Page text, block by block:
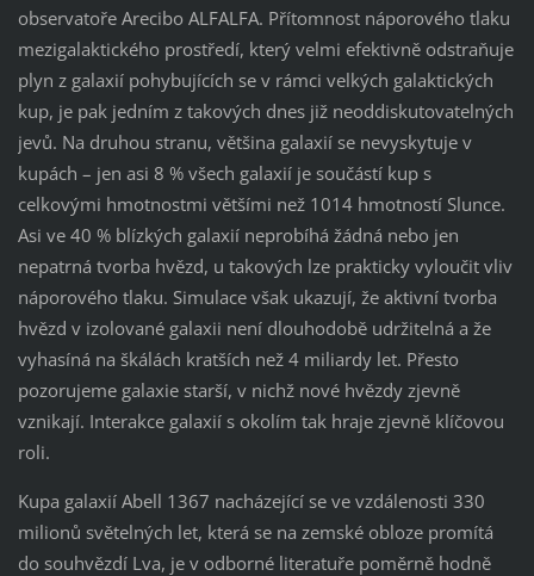
observatoře Arecibo ALFALFA. Přítomnost náporového tlaku
mezigalaktického prostředí, který velmi efektivně odstraňuje
plyn z galaxií pohybujících se v rámci velkých galaktických
kup, je pak jedním z takových dnes již neoddiskutovatelných
jevů. Na druhou stranu, většina galaxií se nevyskytuje v
kupách – jen asi 8 % všech galaxií je součástí kup s
celkovými hmotnostmi většími než 1014 hmotností Slunce.
Asi ve 40 % blízkých galaxií neprobíhá žádná nebo jen
nepatrná tvorba hvězd, u takových lze prakticky vyloučit vliv
náporového tlaku. Simulace však ukazují, že aktivní tvorba
hvězd v izolované galaxii není dlouhodobě udržitelná a že
vyhasíná na škálách kratších než 4 miliardy let. Přesto
pozorujeme galaxie starší, v nichž nové hvězdy zjevně
vznikají. Interakce galaxií s okolím tak hraje zjevně klíčovou
roli.
Kupa galaxií Abell 1367 nacházející se ve vzdálenosti 330
milionů světelných let, která se na zemské obloze promítá
do souhvězdí Lva, je v odborné literatuře poměrně hodně